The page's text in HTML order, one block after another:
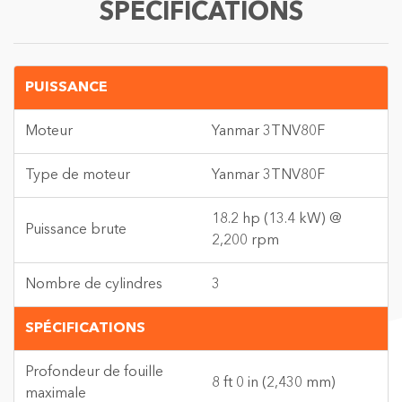
SPÉCIFICATIONS
PUISSANCE
Moteur Yanmar 3TNV80F
Type de moteur Yanmar 3TNV80F
Puissance brute
18.2 hp (13.4 kW) @
2,200 rpm
Nombre de cylindres 3
SPÉCIFICATIONS
Profondeur de fouille
maximale
8 ft 0 in (2,430 mm)